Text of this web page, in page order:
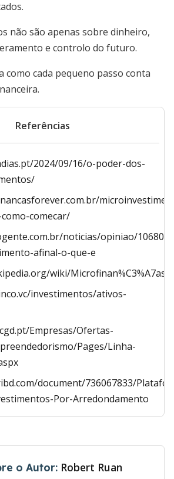
não são apenas sobre dinheiro,
e controlo do futuro.
como cada pequeno passo conta
Referências
2024/09/16/o-poder-dos-
comecar/
noticias/opiniao/106805-
afinal-o-que-e
wiki/Microfinan%C3%A7as
investimentos/ativos-
Empresas/Ofertas-
Pages/Linha-
document/736067833/
Por-Arredondamento
o Autor: Robert Ruan